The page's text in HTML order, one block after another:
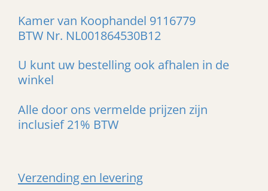
Kamer van Koophandel 9116779
BTW Nr. NL001864530B12
U kunt uw bestelling ook afhalen in de
winkel
Alle door ons vermelde prijzen zijn
inclusief 21% BTW
Verzending en levering